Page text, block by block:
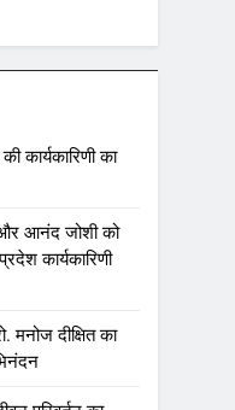
कार्यकारिणी का
और आनंद जोशी को
कार्यकारिणी
मनोज दीक्षित का